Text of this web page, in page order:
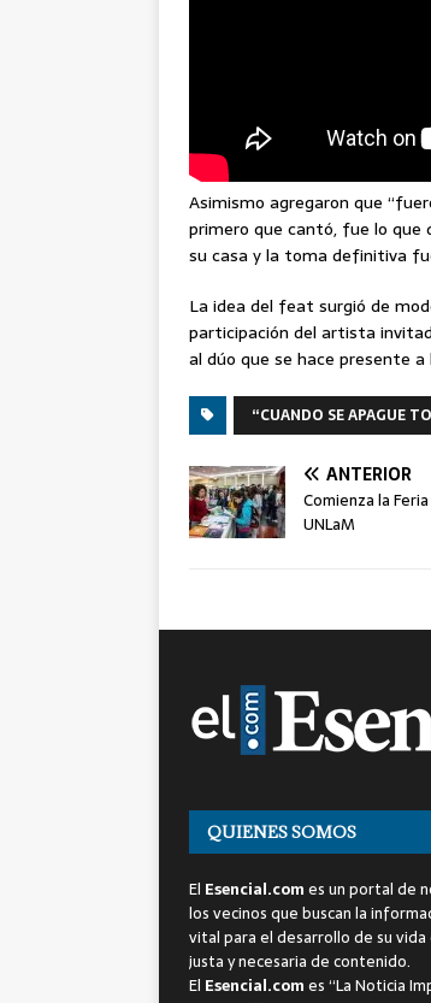
Asimismo agregaron que
primero que cantó, fue lo que
su casa y la toma definitiva
La idea del feat surgió de
participación del artista
al dúo que se hace presente
“CUANDO SE APAGUE
ANTERIOR
Comienza la
UNLaM
QUIENES SOMOS
El Esencial.comes un portal de
los vecinos que buscan la
vital para el desarrollo de su vida
justa y necesaria de contenido.
El Esencial.comes “La Noticia